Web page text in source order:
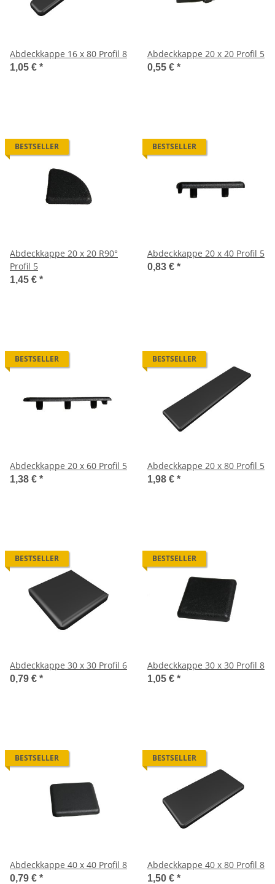
Abdeckkappe 16 x 80 Profil 8
1,05 € *
Abdeckkappe 20 x 20 Profil 5
0,55 € *
BESTSELLER
Abdeckkappe 20 x 20 R90°
Profil 5
1,45 € *
BESTSELLER
Abdeckkappe 20 x 40 Profil 5
0,83 € *
BESTSELLER
Abdeckkappe 20 x 60 Profil 5
1,38 € *
BESTSELLER
Abdeckkappe 20 x 80 Profil 5
1,98 € *
BESTSELLER
Abdeckkappe 30 x 30 Profil 6
0,79 € *
BESTSELLER
Abdeckkappe 30 x 30 Profil 8
1,05 € *
BESTSELLER
Abdeckkappe 40 x 40 Profil 8
0,79 € *
BESTSELLER
Abdeckkappe 40 x 80 Profil 8
1,50 € *